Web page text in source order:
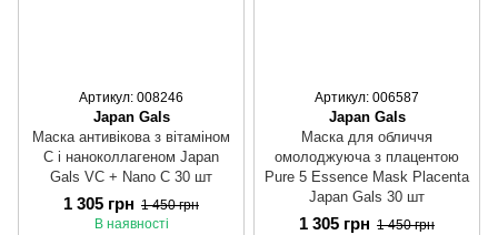
Артикул: 008246
Japan Gals
Маска антивікова з вітаміном
С і наноколлагеном Japan
Gals VC + Nano C 30 шт
1 305 грн 1 450 грн
В наявності
Артикул: 006587
Japan Gals
Маска для обличчя
омолоджуюча з плацентою
Pure 5 Essence Mask Placenta
Japan Gals 30 шт
1 305 грн 1 450 грн